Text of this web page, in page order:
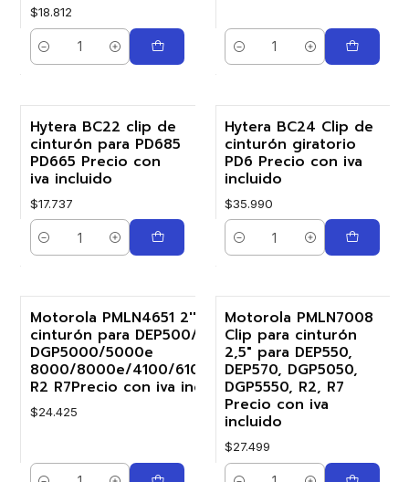
$18.812
Cantidad Cantidad
Hytera BC22 clip de
cinturón para PD685
PD665 Precio con
iva incluido
$17.737
Cantidad
Hytera BC24 Clip de
cinturón giratorio
PD6 Precio con iva
incluido
$35.990
Cantidad
Motorola PMLN4651 2'' Clip de
cinturón para DEP500/570e
DGP5000/5000e
8000/8000e/4100/6100/6100+
R2 R7Precio con iva incluido
$24.425
Motorola PMLN7008
Clip para cinturón
2,5″ para DEP550,
DEP570, DGP5050,
DGP5550, R2, R7
Precio con iva
incluido
$27.499